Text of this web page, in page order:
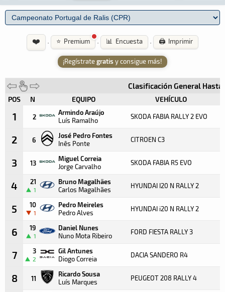
ARCHIVO
❤️ · ⭐ Premium · 📊 Encuesta · 🖨️ Imprimir
¡Regístrategratis y consigue más!
Clasificación General Hasta
POS N EQUIPO VEHÍCULO
1 2
Armindo Araújo
Luís Ramalho SKODA FABIA RALLY 2 EVO
2 6
José Pedro Fontes
Inês Ponte CITROEN C3
3 13
Miguel Correia
Jorge Carvalho SKODA FABIA R5 EVO
4 21
1
Bruno Magalhães
Carlos Magalhães HYUNDAI I20 N RALLY 2
5 10
1
Pedro Meireles
Pedro Alves HYUNDAI i20 N RALLY 2
6 19
1
Daniel Nunes
Nuno Mota Ribeiro FORD FIESTA RALLY 3
7 3
2
Gil Antunes
Diogo Correia DACIA SANDERO R4
8 11
Ricardo Sousa
Luís Marques PEUGEOT 208 RALLY 4